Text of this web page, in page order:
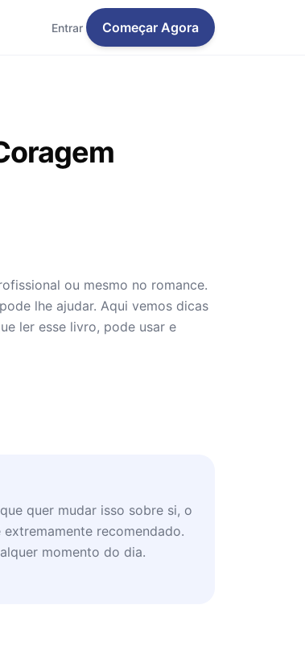
Entrar Começar Agora
ou mesmo no romance.
lhe ajudar. Aqui vemos dicas
ler esse livro, pode usar e
quer mudar isso sobre si, o
recomendado.
momento do dia.